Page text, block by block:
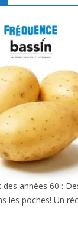
LES
GRAND PÈRE…
des années 60 :
les poches! Un